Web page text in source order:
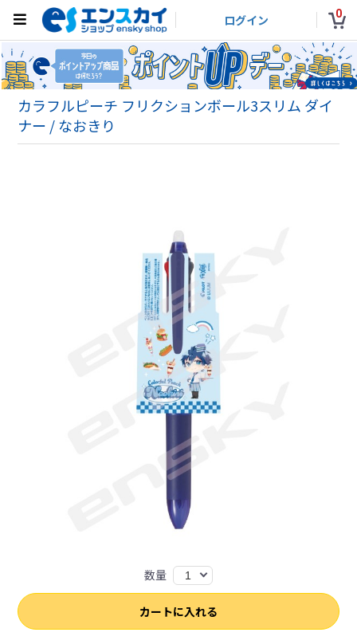
ログイン 0
カラフルピーチ フリクションボール3スリム ダイ
ナー / なおきり
数量 1
カートに入れる